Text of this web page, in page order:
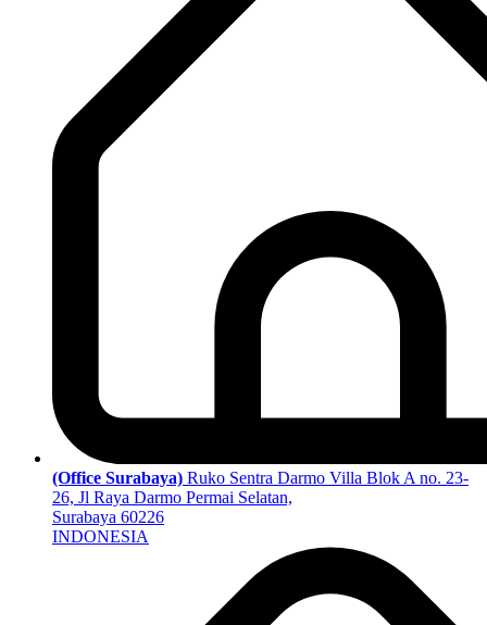
(Office Surabaya) Ruko Sentra Darmo Villa Blok A no. 23-
26, Jl Raya Darmo Permai Selatan,
Surabaya 60226
INDONESIA